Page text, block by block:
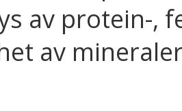
av protein-,
av